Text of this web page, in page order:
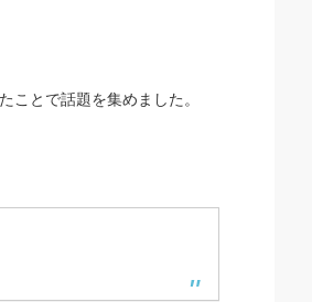
ことで話題を集めました。